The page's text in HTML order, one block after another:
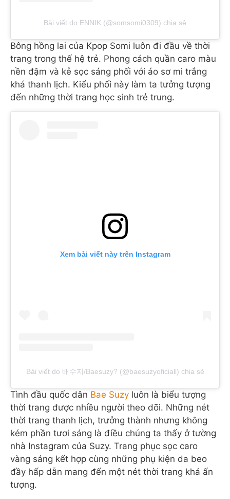
Bài viết do ENNIK (@somsomi0309) chia sẻ
Bông hồng lai của Kpop Somi luôn đi đầu về thời
trang trong thế hệ trẻ. Phong cách quần caro màu
nền đậm và kẻ sọc sáng phối với áo sơ mi trắng
khá thanh lịch. Kiểu phối này làm ta tưởng tượng
đến những thời trang học sinh trẻ trung.
Xem bài viết này trên Instagram
Bài viết do 배수지/Baesuzy? (@baesuzyoficiall) chia sẻ
Tình đầu quốc dân Bae Suzy luôn là biểu tượng
thời trang được nhiều người theo dõi. Những nét
thời trang thanh lịch, trưởng thành nhưng không
kém phần tươi sáng là điều chúng ta thấy ở tường
nhà Instagram của Suzy. Trang phục sọc caro
vàng sáng kết hợp cùng những phụ kiện da beo
đầy hấp dẫn mang đến một nét thời trang khá ấn
tượng.